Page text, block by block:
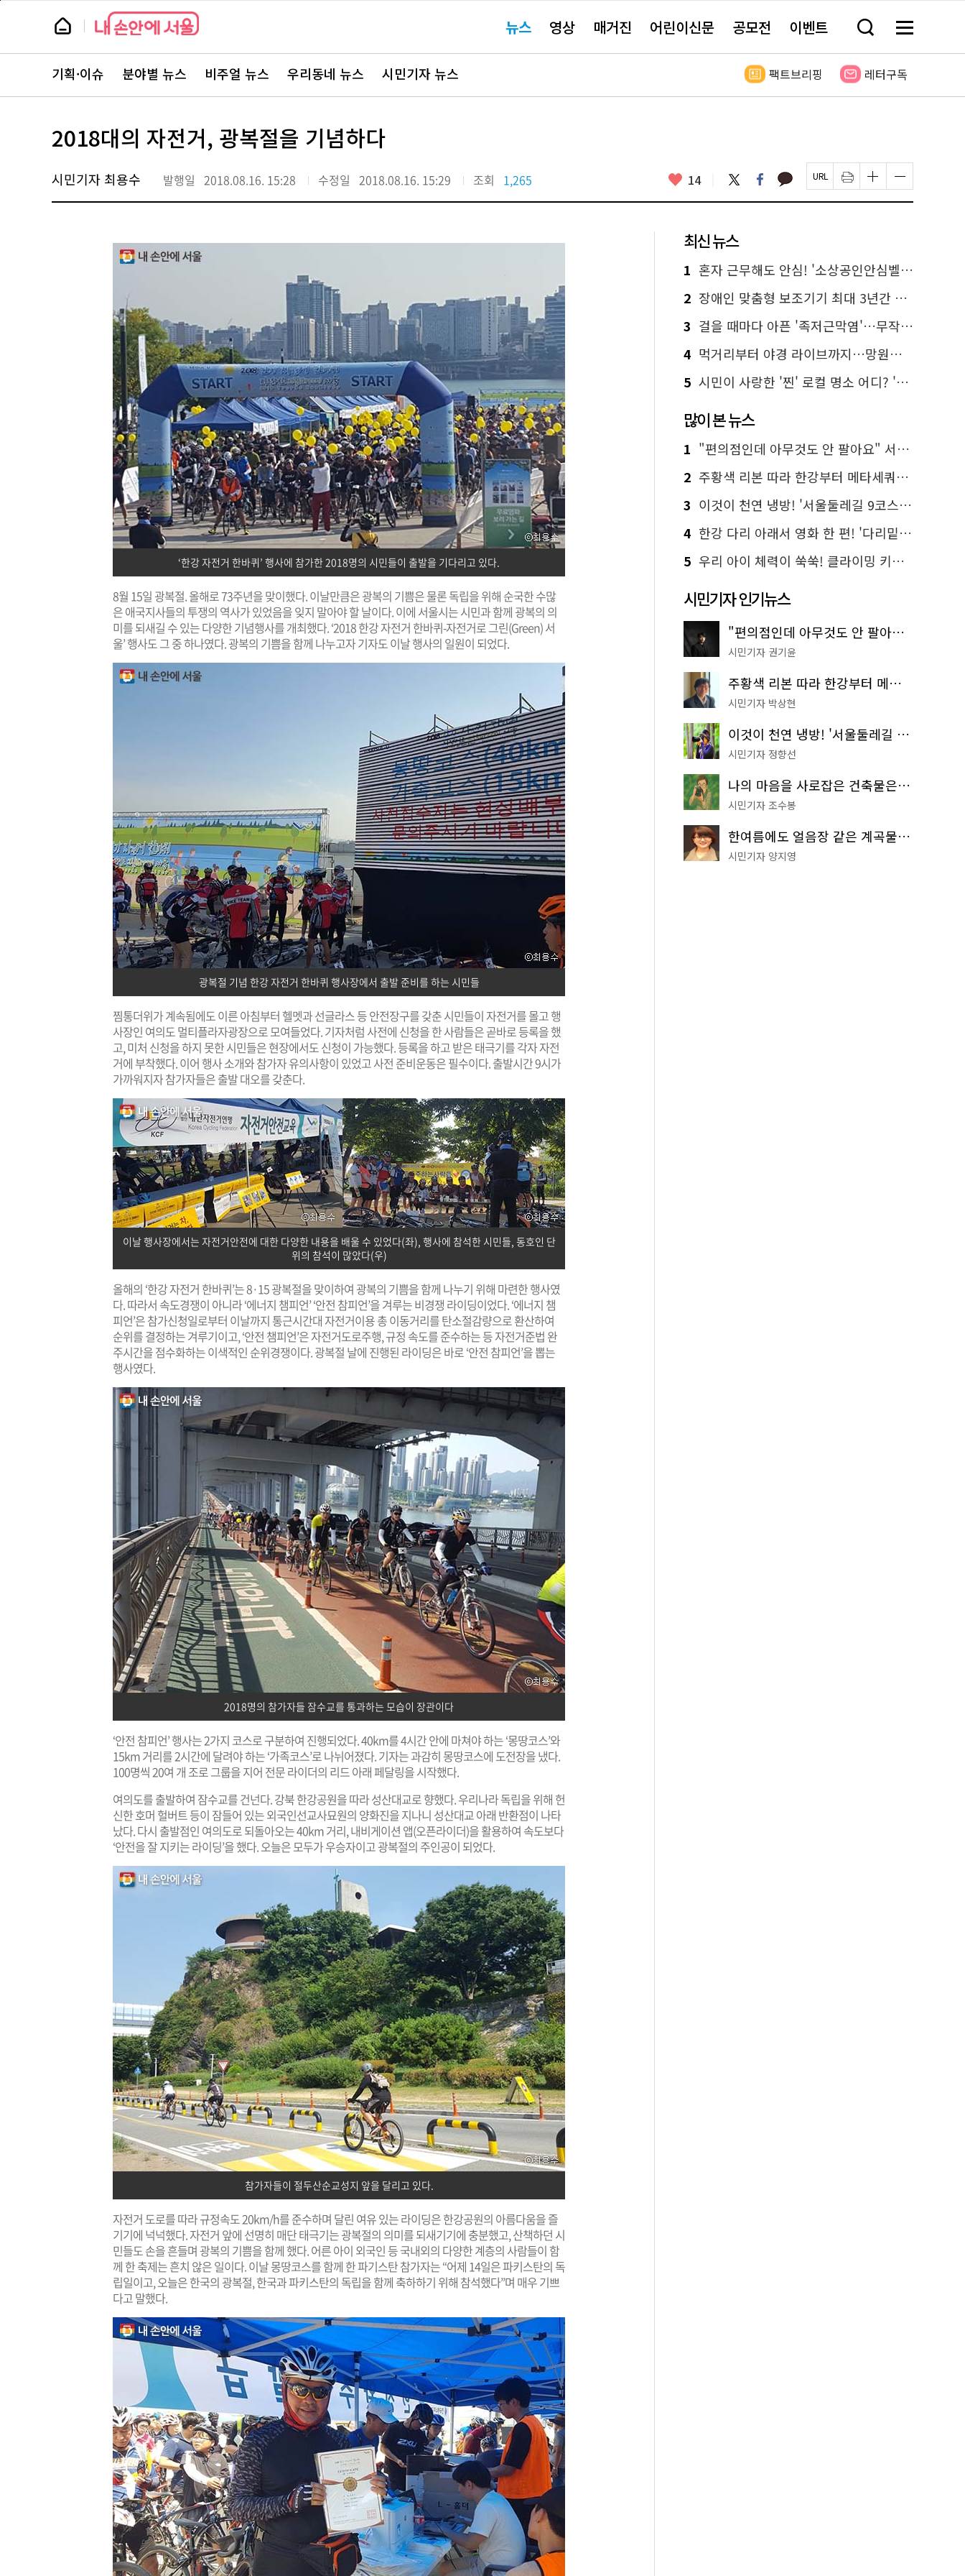
본
뉴
스 요뉴스 영상 매거진 어린이신문 공모전 이벤트 검
창
기
메
전
보
뉴
스
주
서
바
로
기획·이슈 분야별 뉴스 비주얼 뉴스 우리동네 뉴스 시민기자 뉴스 팩트브리핑 레터구독
2018대의 자전거, 광복절을 기념하다
시민기자 최용수 발행일 2018.08.16. 15:28 수정일 2018.08.16. 15:29 조회 1,265 좋
요
14 트
위
터
페
이
스
카
카 페
이
지
인
쇄
하
글
자
크
하
기
글
자
크
하
기
‘한강 자전거 한바퀴’ 행사에 참가한 2018명의 시민들이 출발을 기다리고 있다.
8월 15일 광복절. 올해로 73주년을 맞이했다. 이날만큼은 광복의 기쁨은 물론 독립을 위해 순국한 수많
은 애국지사들의 투쟁의 역사가 있었음을 잊지 말아야 할 날이다. 이에 서울시는 시민과 함께 광복의 의
미를 되새길 수 있는 다양한 기념행사를 개최했다. ‘2018 한강 자전거 한바퀴-자전거로 그린(Green) 서
울’ 행사도 그 중 하나였다. 광복의 기쁨을 함께 나누고자 기자도 이날 행사의 일원이 되었다.
광복절 기념 한강 자전거 한바퀴 행사장에서 출발 준비를 하는 시민들
찜통더위가 계속됨에도 이른 아침부터 헬멧과 선글라스 등 안전장구를 갖춘 시민들이 자전거를 몰고 행
사장인 여의도 멀티플라자광장으로 모여들었다. 기자처럼 사전에 신청을 한 사람들은 곧바로 등록을 했
고, 미처 신청을 하지 못한 시민들은 현장에서도 신청이 가능했다. 등록을 하고 받은 태극기를 각자 자전
거에 부착했다. 이어 행사 소개와 참가자 유의사항이 있었고 사전 준비운동은 필수이다. 출발시간 9시가
가까워지자 참가자들은 출발 대오를 갖춘다.
이날 행사장에서는 자전거안전에 대한 다양한 내용을 배울 수 있었다(좌), 행사에 참석한 시민들, 동호인 단
위의 참석이 많았다(우)
올해의 ‘한강 자전거 한바퀴’는 8·15 광복절을 맞이하여 광복의 기쁨을 함께 나누기 위해 마련한 행사였
다. 따라서 속도경쟁이 아니라 ‘에너지 챔피언’ ‘안전 참피언’을 겨루는 비경쟁 라이딩이었다. ‘에너지 챔
피언’은 참가신청일로부터 이날까지 통근시간대 자전거이용 총 이동거리를 탄소절감량으로 환산하여
순위를 결정하는 겨루기이고, ‘안전 챔피언’은 자전거도로주행, 규정 속도를 준수하는 등 자전거준법 완
주시간을 점수화하는 이색적인 순위경쟁이다. 광복절 날에 진행된 라이딩은 바로 ‘안전 참피언’을 뽑는
행사였다.
2018명의 참가자들 잠수교를 통과하는 모습이 장관이다
‘안전 참피언’ 행사는 2가지 코스로 구분하여 진행되었다. 40km를 4시간 안에 마쳐야 하는 ‘몽땅코스’와
15km 거리를 2시간에 달려야 하는 ‘가족코스’로 나뉘어졌다. 기자는 과감히 몽땅코스에 도전장을 냈다.
100명씩 20여 개 조로 그룹을 지어 전문 라이더의 리드 아래 페달링을 시작했다.
여의도를 출발하여 잠수교를 건넌다. 강북 한강공원을 따라 성산대교로 향했다. 우리나라 독립을 위해 헌
신한 호머 헐버트 등이 잠들어 있는 외국인선교사묘원의 양화진을 지나니 성산대교 아래 반환점이 나타
났다. 다시 출발점인 여의도로 되돌아오는 40km 거리, 내비게이션 앱(오픈라이더)을 활용하여 속도보다
‘안전을 잘 지키는 라이딩’을 했다. 오늘은 모두가 우승자이고 광복절의 주인공이 되었다.
참가자들이 절두산순교성지 앞을 달리고 있다.
자전거 도로를 따라 규정속도 20km/h를 준수하며 달린 여유 있는 라이딩은 한강공원의 아름다움을 즐
기기에 넉넉했다. 자전거 앞에 선명히 매단 태극기는 광복절의 의미를 되새기기에 충분했고, 산책하던 시
민들도 손을 흔들며 광복의 기쁨을 함께 했다. 어른 아이 외국인 등 국내외의 다양한 계층의 사람들이 함
께 한 축제는 흔치 않은 일이다. 이날 몽땅코스를 함께 한 파기스탄 참가자는 “어제 14일은 파키스탄의 독
립일이고, 오늘은 한국의 광복절, 한국과 파키스탄의 독립을 함께 축하하기 위해 참석했다”며 매우 기쁘
다고 말했다.
최신 뉴스
1 혼자 근무해도 안심! '소상공인안심벨' 신청하세요
2 장애인 맞춤형 보조기기 최대 3년간 무상 대여…삶의 질 높인다
3 걸을 때마다 아픈 '족저근막염'…무작정 참지 말고 '이것' 해보세요!
4 먹거리부터 야경 라이브까지…망원한강공원 알짜 코스
5 시민이 사랑한 '찐' 로컬 명소 어디? '서울에디션25' 추천 코스
많이 본 뉴스
1 "편의점인데 아무것도 안 팔아요" 서울에서 가장 특별한 편의점의 정체
2 주황색 리본 따라 한강부터 메타세쿼이아 숲길까지…서울둘레길 15코스
3 이것이 천연 냉방! '서울둘레길 9코스'로 숲속 피서 떠나볼까
4 한강 다리 아래서 영화 한 편! '다리밑 영화관' 무료 상영
5 우리 아이 체력이 쑥쑥! 클라이밍 키즈카페·어린이 체력장
시민기자 인기뉴스
"편의점인데 아무것도 안 팔아요" 서울에서 가장 특별한 편의점의 정체
시민기자 권기윤
주황색 리본 따라 한강부터 메타세쿼이아 숲길까지…서울둘레길 15코스
시민기자 박상현
이것이 천연 냉방! '서울둘레길 9코스'로 숲속 피서 떠나볼까
시민기자 정향선
나의 마음을 사로잡은 건축물은? '서울시 건축상' 수상작 공개!
시민기자 조수봉
한여름에도 얼음장 같은 계곡물! 서울 '진관사 계곡'이 천국이네~
시민기자 양지영
페